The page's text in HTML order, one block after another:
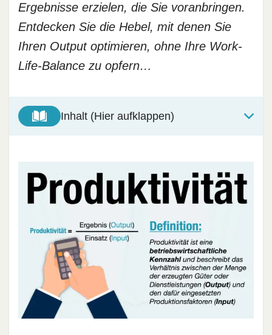
Ergebnisse erzielen, die Sie voranbringen.
Entdecken Sie die Hebel, mit denen Sie
Ihren Output optimieren, ohne Ihre Work-
Life-Balance zu opfern…
Inhalt (Hier aufklappen)